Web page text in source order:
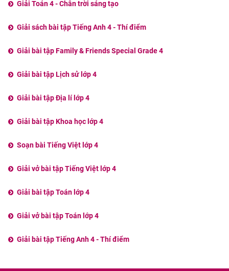
Giải Toán 4 - Chân trời sáng tạo
Giải sách bài tập Tiếng Anh 4 - Thí điểm
Giải bài tập Family & Friends Special Grade 4
Giải bài tập Lịch sử lớp 4
Giải bài tập Địa lí lớp 4
Giải bài tập Khoa học lớp 4
Soạn bài Tiếng Việt lớp 4
Giải vở bài tập Tiếng Việt lớp 4
Giải bài tập Toán lớp 4
Giải vở bài tập Toán lớp 4
Giải bài tập Tiếng Anh 4 - Thí điểm